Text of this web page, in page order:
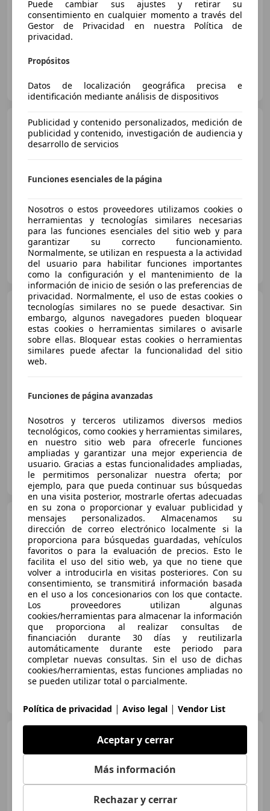
Suspensión deportiva
ES-3206 ELCHE
BMW 116116dA Business
Corporate M Sport
Sincomparación
AUTOMOVILES LUIS FORTE
ES-30150 YECLA
BMW 116116d
EfficientDynamics
€ 7.990
01/2018 230.000 km Diésel
SAGA VEHICULOS
ES-46470 MASSANASSA
BMW 116116dA
€ 14.290
Precio justo
08/2021 190.260 km Diésel
85 kW (116 CV)
Oferta Exclusiva hasta final de semana. Entrega express
KROMAN OCASION
BMW 118
€ 27.900
Puede cambiar sus ajustes y retirar su
consentimiento en cualquier momento a través del
Gestor de Privacidad en nuestra Política de
privacidad.
Propósitos
Datos de localización geográfica precisa e
identificación mediante análisis de dispositivos
Publicidad y contenido personalizados, medición de
publicidad y contenido, investigación de audiencia y
desarrollo de servicios
Funciones esenciales de la página
Nosotros o estos proveedores utilizamos cookies o
herramientas y tecnologías similares necesarias
para las funciones esenciales del sitio web y para
garantizar su correcto funcionamiento.
Normalmente, se utilizan en respuesta a la actividad
del usuario para habilitar funciones importantes
como la configuración y el mantenimiento de la
información de inicio de sesión o las preferencias de
privacidad. Normalmente, el uso de estas cookies o
tecnologías similares no se puede desactivar. Sin
embargo, algunos navegadores pueden bloquear
estas cookies o herramientas similares o avisarle
sobre ellas. Bloquear estas cookies o herramientas
similares puede afectar la funcionalidad del sitio
web.
Funciones de página avanzadas
Nosotros y terceros utilizamos diversos medios
tecnológicos, como cookies y herramientas similares,
en nuestro sitio web para ofrecerle funciones
ampliadas y garantizar una mejor experiencia de
usuario. Gracias a estas funcionalidades ampliadas,
le permitimos personalizar nuestra oferta; por
ejemplo, para que pueda continuar sus búsquedas
en una visita posterior, mostrarle ofertas adecuadas
en su zona o proporcionar y evaluar publicidad y
mensajes personalizados. Almacenamos su
dirección de correo electrónico localmente si la
proporciona para búsquedas guardadas, vehículos
favoritos o para la evaluación de precios. Esto le
facilita el uso del sitio web, ya que no tiene que
volver a introducirla en visitas posteriores. Con su
consentimiento, se transmitirá información basada
en el uso a los concesionarios con los que contacte.
Los proveedores utilizan algunas
cookies/herramientas para almacenar la información
que proporciona al realizar consultas de
financiación durante 30 días y reutilizarla
automáticamente durante este periodo para
completar nuevas consultas. Sin el uso de dichas
cookies/herramientas, estas funciones ampliadas no
se pueden utilizar total o parcialmente.
Política de privacidad | Aviso legal | Vendor List
Aceptar y cerrar
Más información
Rechazar y cerrar